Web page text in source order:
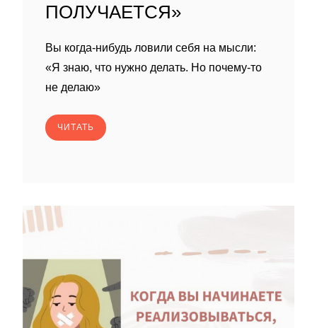
ПОЛУЧАЕТСЯ»
Вы когда-нибудь ловили себя на мысли:
«Я знаю, что нужно делать. Но почему-то
не делаю»
ЧИТАТЬ